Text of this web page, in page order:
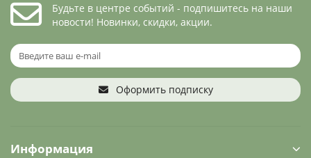
Будьте в центре событий - подпишитесь на наши
новости! Новинки, скидки, акции.
Оформить подписку
Информация